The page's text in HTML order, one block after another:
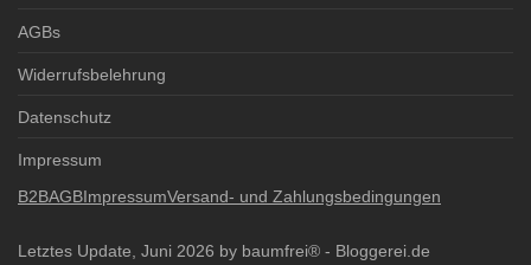
AGBs
Widerrufsbelehrung
Datenschutz
Impressum
B2BAGBImpressumVersand- und Zahlungsbedingungen
Letztes Update, Juni 2026 by baumfrei® - Bloggerei.de